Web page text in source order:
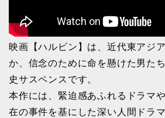
映画【ハルビン】は、近代東アジ
か、信念のために命を懸けた男た
史サスペンスです。
本作には、緊迫感あふれるドラマ
在の事件を基にした深い人間ドラ